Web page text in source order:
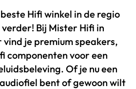
Hifi winkel in de regio
Bij Mister Hifi in
vind je premium speakers,
componenten voor een
Of je nu een
bent of gewoon wilt